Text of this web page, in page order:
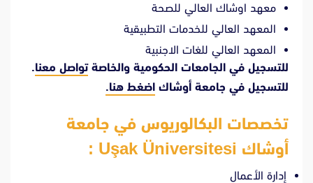
معهد اوشاك العالي للصحة
المعهد العالي للخدمات التطبيقية
المعهد العالي للغات الاجنبية
للتسجيل في الجامعات الحكومية والخاصةتواصل معنا.
للتسجيل في جامعة أوشاك اضغط هنا.
تخصصات البكالوريوس في جامعة
أوشاك Uşak Üniversitesi
:
إدارة الأعمال